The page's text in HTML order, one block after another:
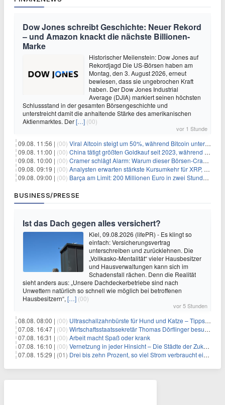
Dow Jones schreibt Geschichte: Neuer Rekord
– und Amazon knackt die nächste Billionen-
Marke
Historischer Meilenstein: Dow Jones auf
Rekordjagd Die US-Börsen haben am
Montag, den 3. August 2026, erneut
bewiesen, dass sie ungebrochen Kraft
haben. Der Dow Jones Industrial
Average (DJIA) markiert seinen höchsten
Schlussstand in der gesamten Börsengeschichte und
unterstreicht damit die anhaltende Stärke des amerikanischen
Aktienmarktes. Der[…] (00)
vor 1 Stunde
09.08. 11:56 | (00) Viral Altcoin steigt um 50%, während Bitcoin unter $65.000 fällt
09.08. 11:00 | (00) China tätigt größten Goldkauf seit 2023, während Goldpreis um 8% steigt
09.08. 10:00 | (00) Cramer schlägt Alarm: Warum dieser Börsen-Crash die beste Einstiegschance seit Monaten ist
09.08. 09:19 | (00) Analysten erwarten stärkste Kursumkehr für XRP, während Polymarket skeptisch bleibt
09.08. 09:00 | (00) Barça am Limit: 200 Millionen Euro in zwei Stunden – warum dieser Schuldentrip hochgefährlich wird
BUSINESS/PRESSE
Ist das Dach gegen alles versichert?
Kiel, 09.08.2026 (lifePR) - Es klingt so
einfach: Versicherungsvertrag
unterschreiben und zurücklehnen. Die
„Vollkasko-Mentalität“ vieler Hausbesitzer
und Hausverwaltungen kann sich im
Schadensfall rächen. Denn die Realität
sieht anders aus: „Unsere Dachdeckerbetriebe sind nach
Unwettern natürlich so schnell wie möglich bei betroffenen
Hausbesitzern“, […] (00)
vor 5 Stunden
08.08. 08:00 | (00) Ultraschallzahnbürste für Hund und Katze – Tipps zur erfolgreichen Eingewöhnung
07.08. 16:47 | (00) Wirtschaftsstaatssekretär Thomas Dörflinger besucht Handwerksbetrieb im Kammerbezirk Freiburg
07.08. 16:31 | (00) Arbeit macht Spaß oder krank
07.08. 16:10 | (00) Vernetzung in jeder Hinsicht – Die Städte der Zukunft sind grün-blau
07.08. 15:29 | (01) Drei bis zehn Prozent, so viel Strom verbraucht ein Aufzug im Gebäude